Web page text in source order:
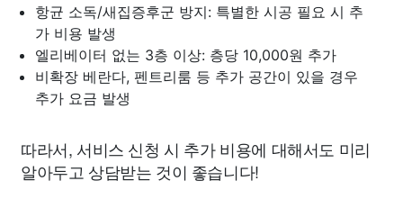
항균 소독/새집증후군 방지: 특별한 시공 필요 시 추
가 비용 발생
엘리베이터 없는 3층 이상: 층당 10,000원 추가
비확장 베란다, 펜트리룸 등 추가 공간이 있을 경우
추가 요금 발생
따라서, 서비스 신청 시 추가 비용에 대해서도 미리
알아두고 상담받는 것이 좋습니다!